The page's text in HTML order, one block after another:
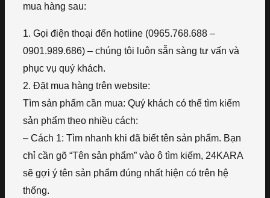
mua hàng sau:
1. Gọi điện thoại đến hotline (0965.768.688 –
0901.989.686) – chúng tôi luôn sẵn sàng tư vấn và
phục vụ quý khách.
2. Đặt mua hàng trên website:
Tìm sản phẩm cần mua: Quý khách có thể tìm kiếm
sản phẩm theo nhiều cách:
– Cách 1: Tìm nhanh khi đã biết tên sản phẩm. Bạn
chỉ cần gõ “Tên sản phẩm” vào ô tìm kiếm, 24KARA
sẽ gợi ý tên sản phẩm đúng nhất hiện có trên hệ
thống.